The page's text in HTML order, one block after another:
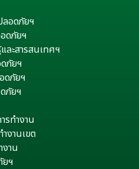
ลอดภัยฯ
ดภัยฯ
ะสารสนเทศฯ
ภัยฯ
ดภัยฯ
ภัยฯ
รทำงาน
งานเขต
งาน
ยฯ